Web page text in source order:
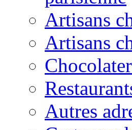
Artisans
Artisans
Autres